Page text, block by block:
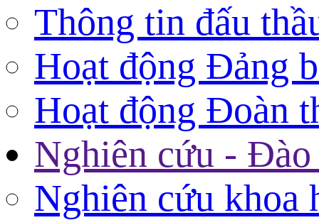
Thông tin đấu
Hoạt động Đảng
Hoạt động Đoàn
Nghiên cứu - Đào
Nghiên cứu khoa